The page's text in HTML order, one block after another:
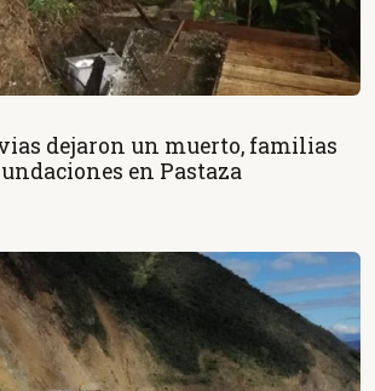
dejaron un muerto, familias
en Pastaza